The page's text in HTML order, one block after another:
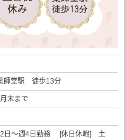
師堂駅 徒歩13分
末まで
日～週4日勤務 [休日休暇] 土